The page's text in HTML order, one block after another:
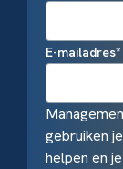
E-mailadres*
gebruiken
helpen en